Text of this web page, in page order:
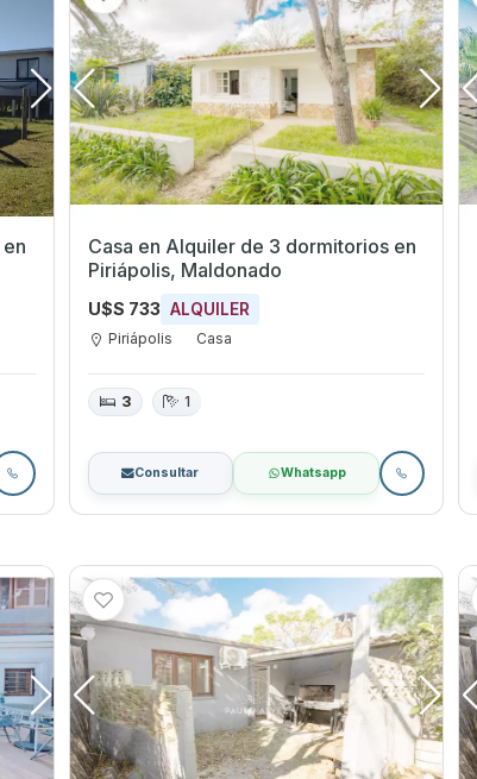
Casa en Alquiler de 3 dormitorios en
Piriápolis, Maldonado
U$S 733 ALQUILER
Piriápolis Casa
3 1
Consultar Whatsapp